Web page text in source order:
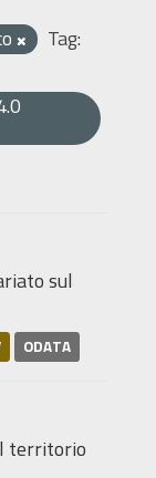
Tag:
sul
ODATA
territorio